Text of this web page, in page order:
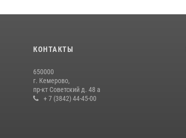
КОНТАКТЫ
650000
г. Кемерово,
пр-кт Советский д. 48 а
+ 7 (3842) 44-45-00